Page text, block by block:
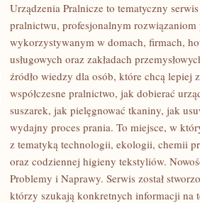
EKOLOGICZNE
PRANIE
Urządzenia Pralnicze to tematyczny
pralnictwu, profesjonalnym
wykorzystywanym w domach, firmach,
usługowych oraz zakładach
źródło wiedzy dla osób, które chcą lepiej
współczesne pralnictwo, jak dobierać
suszarek, jak pielęgnować tkaniny, jak
wydajny proces prania. To miejsce, w
z tematyką technologii, ekologii, chemii
oraz codziennej higieny tekstyliów.
Problemy i Naprawy. Serwis został
którzy szukają konkretnych informacji na